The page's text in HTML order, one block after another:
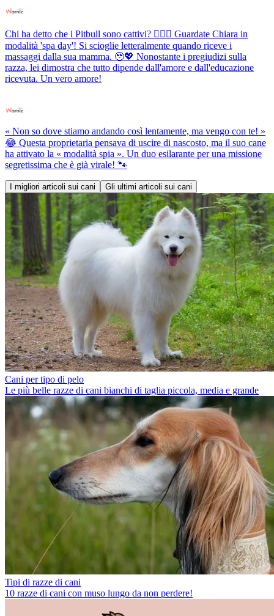
Chi ha detto che i Pitbull sono cattivi? 💆‍♀️✨ Guardate Chiara in
modalità 'spa day'! Si scioglie letteralmente quando riceve i
massaggi dalla sua mamma. 🥹💖 Nonostante i pregiudizi sulla
razza, lei dimostra che tutto dipende dall'amore e dall'educazione
ricevuta. Un vero amore!
« Non so dove stiamo andando così lentamente, ma vengo con te! »
😂 Questa proprietaria pensava di uscire di nascosto, ma il suo cane
ha attivato la « modalità spia ». Un duo esilarante per una missione
segretissima che è già virale! 🐾
I migliori articoli sui cani Gli ultimi articoli sui cani
Cani per tipo di pelo
Le più belle razze di cani bianchi di taglia piccola, media e grande
Tipi di razze di cani
10 razze di cani con muso lungo da non perdere!